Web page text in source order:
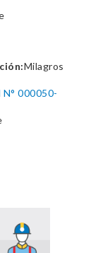
Milagros
000050-